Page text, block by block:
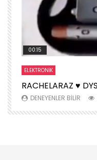
00:15
ELEKTRONIK
RACHELARAZ ♥️
DENEYENLER BILIR